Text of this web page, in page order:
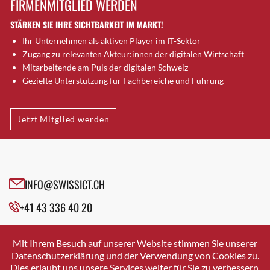
Brugg AG
Brütten
Bubendorf
Bubikon
Buchs (SG)
Bäretswil
Bülach
Cazis
Crissier
Davos Platz
Dierikon
Dietikon
FIRMENMITGLIED WERDEN
STÄRKEN SIE IHRE SICHTBARKEIT IM MARKT!
Ihr Unternehmen als aktiven Player im IT-Sektor
Zugang zu relevanten Akteur:innen der digitalen Wirtschaft
Mitarbeitende am Puls der digitalen Schweiz
Gezielte Unterstützung für Fachbereiche und Führung
Jetzt Mitglied werden
INFO@SWISSICT.CH
+41 43 336 40 20
SWISSICT
VULKANSTRASSE 120
8048 ZURICH
Mit Ihrem Besuch auf unserer Website stimmen Sie unserer
Datenschutzerklärung und der Verwendung von Cookies zu.
Dies erlaubt uns unsere Services weiter für Sie zu verbessern.